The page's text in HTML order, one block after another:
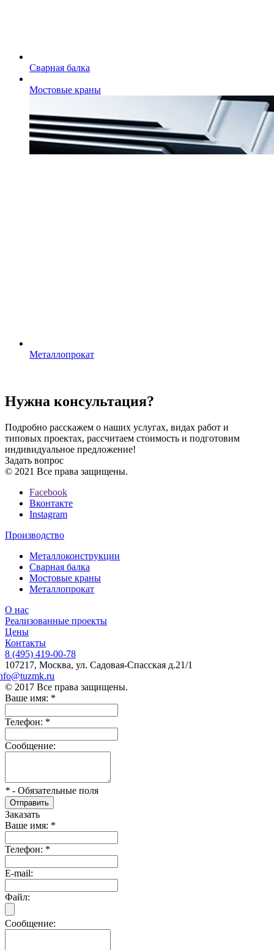
Сварная балка
Мостовые краны
Металлопрокат
Нужна консультация?
Подробно расскажем о наших услугах, видах работ и
типовых проектах, рассчитаем стоимость и подготовим
индивидуальное предложение!
Задать вопрос
© 2021 Все права защищены.
Facebook
Вконтакте
Instagram
Производство
Металлоконструкции
Сварная балка
Мостовые краны
Металлопрокат
О нас
Реализованные проекты
Цены
Контакты
8 (495) 419-00-78
107217, Москва, ул. Садовая-Спасская д.21/1
© 2017 Все права защищены.
Ваше имя: *
Телефон: *
Сообщение:
* - Обязательные поля
Отправить
Заказать
Ваше имя: *
Телефон: *
E-mail:
Файл:
Сообщение: